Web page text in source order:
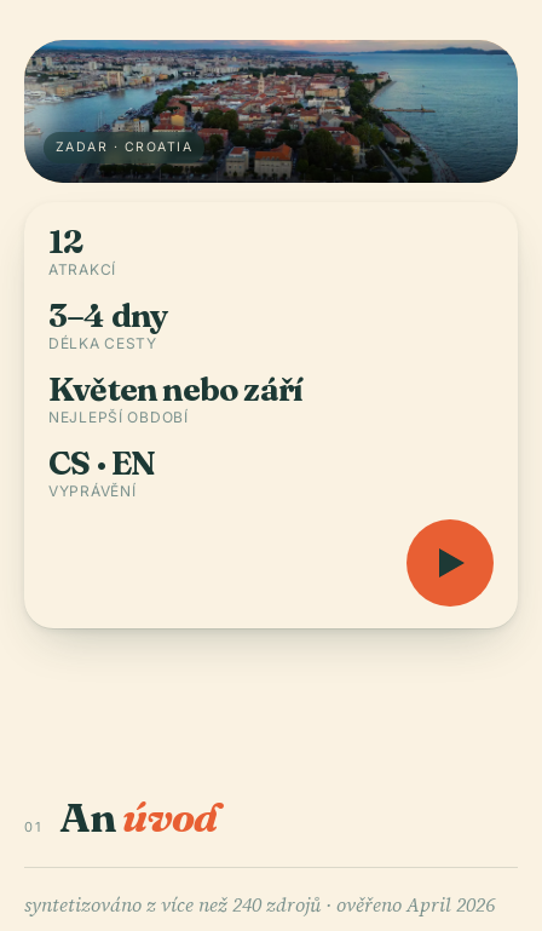
ZADAR · CROATIA
12
ATRAKCÍ
3–4 dny
DÉLKA CESTY
Květen nebo září
NEJLEPŠÍ OBDOBÍ
CS · EN
VYPRÁVĚNÍ
01 Anúvod
syntetizováno z více než 240 zdrojů · ověřeno April 2026